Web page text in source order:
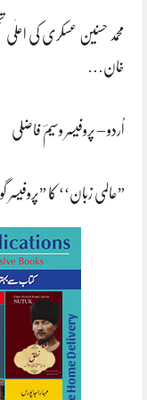
محمد حسنین عسکری کی اعلٰی
خان…
اُردو – پروفیسر وسیمؔ فاضلی
”عالمی زبان‘‘ کا ”پروفیسر